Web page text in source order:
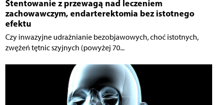
Stentowanie z przewagą nad leczeniem
zachowawczym, endarterektomia bez istotnego
efektu
Czy inwazyjne udrażnianie bezobjawowych, choć istotnych,
zwężeń tętnic szyjnych (powyżej 70...